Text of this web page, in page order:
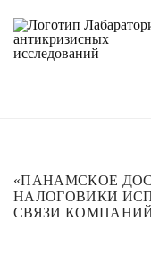
Главная Новости
«ПАНАМСКОЕ
НАЛОГОВИКИ
СВЯЗИ